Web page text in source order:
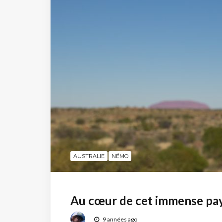
AUSTRALIE NÉMO
Au cœur de cet immense
9 années ago